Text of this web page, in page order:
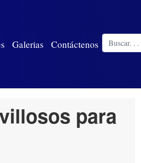
Galerias Contáctenos
para